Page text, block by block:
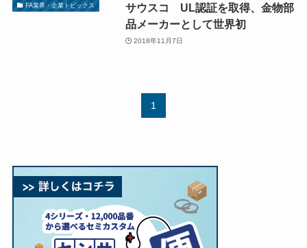
FA業界・企業トピックス
サウスコ UL認証を取得、金物部
品メーカーとして世界初
2018年11月7日
1